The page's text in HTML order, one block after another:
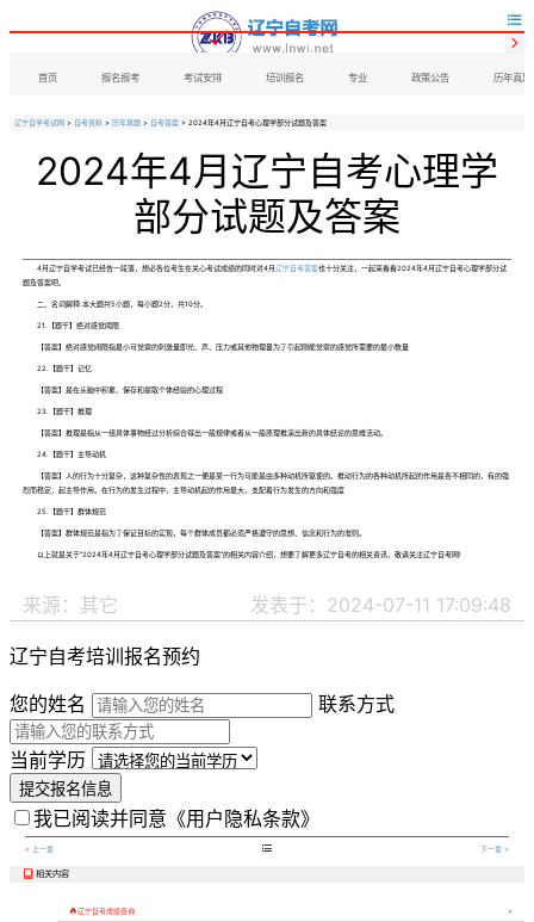

首页 报名报考 考试安排 培训报名 专业 政策公告 历年真题

辽宁自学考试网 > 自考资料 > 历年真题 > 自考答案 > 2024年4月辽宁自考心理学部分试题及答案
2024年4月辽宁自考心理学
部分试题及答案
4月辽宁自学考试已经告一段落，想必各位考生在关心考试成绩的同时对4月辽宁自考答案也十分关注，一起来看看2024年4月辽宁自考心理学部分试
题及答案吧。
二、名词解释:本大题共5小题，每小题2分，共10分。
21.【题干】绝对感觉阈限
【答案】绝对感觉阀限指最小可觉察的刺激量即光、声、压力或其他物理量为了引起刚能觉察的感觉所需要的最小数量
22.【题干】记忆
【答案】是在头脑中积累、保存和提取个体经验的心理过程
23.【题干】推理
【答案】推理是指从一组具体事物经过分析综合得出一般规律或者从一般原理推演出新的具体结论的思维活动。
24.【题干】主导动机
【答案】人的行为十分复杂，这种复杂性的表现之一便是某一行为可能是由多种动机所驱使的。推动行为的各种动机所起的作用是各不相同的，有的强
烈而稳定，起主导作用。在行为的发生过程中，主导动机起的作用最大，支配着行为发生的方向和强度
25.【题干】群体规范
【答案】群体规范是指为了保证目标的实现，每个群体成员都必须严格遵守的思想、信念和行为的准则。
以上就是关于“2024年4月辽宁自考心理学部分试题及答案”的相关内容介绍，想要了解更多辽宁自考的相关资讯，敬请关注辽宁自考网!
来源：其它 发表于：2024-07-11 17:09:48
辽宁自考培训报名预约
您的姓名
联系方式
当前学历
提交报名信息
我已阅读并同意 《用户隐私条款》
< 上一章  下一章 >
 相关内容
辽宁自考成绩查询